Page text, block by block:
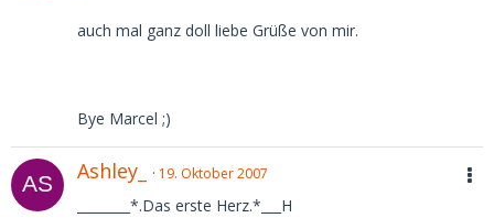
auch mal ganz doll liebe Grüße von mir.
Bye Marcel ;)
Ashley_ 19. Oktober 2007
________*.Das erste Herz.*___H